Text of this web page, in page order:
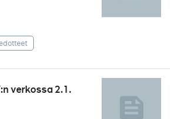
verkossa 2.1.